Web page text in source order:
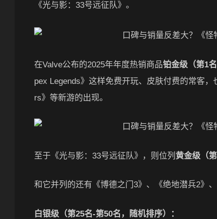
《光与影：33号远征队》。
在Valve公布的2025年年度热销商品铂金级（第1
pex Legends》这样免费开玩、皮肤付费的常客
rs》等新游的出现。
至于《光与影：33号远征队》，则位列 黄金级（
和它并列的还有《博德之门3》、《绝地潜兵2》
白银级（第25名-第50名，随机排序）：